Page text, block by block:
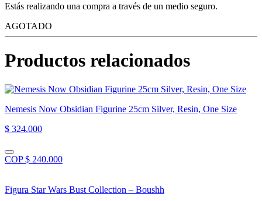
Estás realizando una compra a través de un medio seguro.
AGOTADO
Productos relacionados
Nemesis Now Obsidian Figurine 25cm Silver, Resin, One Size
$ 324.000
COP $ 240.000
Figura Star Wars Bust Collection – Boushh